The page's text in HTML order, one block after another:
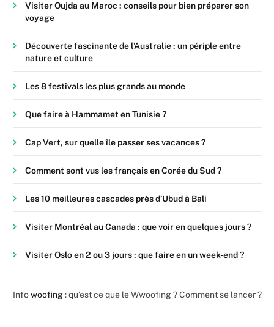
Visiter Oujda au Maroc : conseils pour bien préparer son
voyage
Découverte fascinante de l’Australie : un périple entre
nature et culture
Les 8 festivals les plus grands au monde
Que faire à Hammamet en Tunisie ?
Cap Vert, sur quelle île passer ses vacances ?
Comment sont vus les français en Corée du Sud ?
Les 10 meilleures cascades près d’Ubud à Bali
Visiter Montréal au Canada : que voir en quelques jours ?
Visiter Oslo en 2 ou 3 jours : que faire en un week-end ?
Infowoofing: qu’est ce que le Wwoofing ? Comment se lancer ?